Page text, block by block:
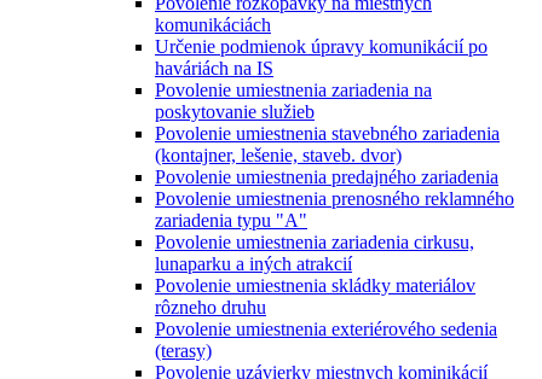
komunikáciách
Určenie podmienok úpravy komunikácií po
haváriách na IS
Povolenie umiestnenia zariadenia na
poskytovanie služieb
Povolenie umiestnenia stavebného zariadenia
(kontajner, lešenie, staveb. dvor)
Povolenie umiestnenia predajného zariadenia
Povolenie umiestnenia prenosného reklamného
zariadenia typu "A"
Povolenie umiestnenia zariadenia cirkusu,
lunaparku a iných atrakcií
Povolenie umiestnenia skládky materiálov
rôzneho druhu
Povolenie umiestnenia exteriérového sedenia
(terasy)
Povolenie uzávierky miestnych kominikácií